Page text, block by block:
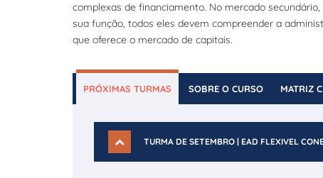
complexas de financiamento. No mercado
sua função, todos eles devem compreender a
que oferece o mercado de capitais.
PRÓXIMAS TURMAS SOBRE O CURSO MATRIZ
TURMA DE SETEMBRO | EAD FLEXIVEL